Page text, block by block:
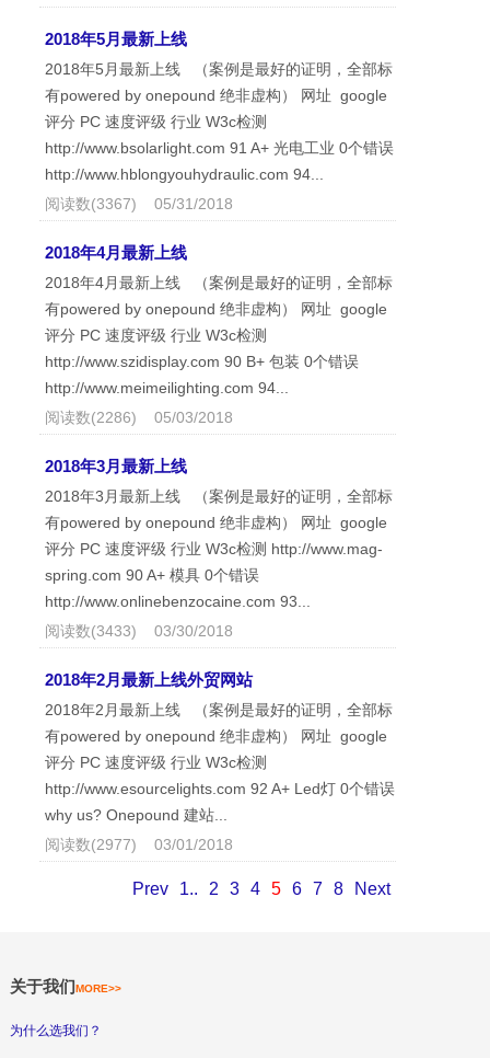
2018年5月最新上线
2018年5月最新上线 （案例是最好的证明，全部标
有powered by onepound 绝非虚构） 网址 google
评分 PC 速度评级 行业 W3c检测
http://www.bsolarlight.com 91 A+ 光电工业 0个错误
http://www.hblongyouhydraulic.com 94...
阅读数(3367) 05/31/2018
2018年4月最新上线
2018年4月最新上线 （案例是最好的证明，全部标
有powered by onepound 绝非虚构） 网址 google
评分 PC 速度评级 行业 W3c检测
http://www.szidisplay.com 90 B+ 包装 0个错误
http://www.meimeilighting.com 94...
阅读数(2286) 05/03/2018
2018年3月最新上线
2018年3月最新上线 （案例是最好的证明，全部标
有powered by onepound 绝非虚构） 网址 google
评分 PC 速度评级 行业 W3c检测 http://www.mag-
spring.com 90 A+ 模具 0个错误
http://www.onlinebenzocaine.com 93...
阅读数(3433) 03/30/2018
2018年2月最新上线外贸网站
2018年2月最新上线 （案例是最好的证明，全部标
有powered by onepound 绝非虚构） 网址 google
评分 PC 速度评级 行业 W3c检测
http://www.esourcelights.com 92 A+ Led灯 0个错误
why us? Onepound 建站...
阅读数(2977) 03/01/2018
Prev 1.. 2 3 4 5 6 7 8 Next
关于我们MORE>>
为什么选我们？